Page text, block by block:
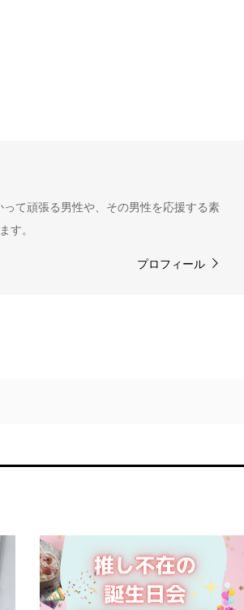
て頑張る男性や、その男性を応援する素
す。
プロフィール